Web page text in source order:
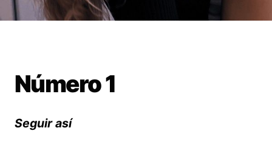
Número 1
Seguir así